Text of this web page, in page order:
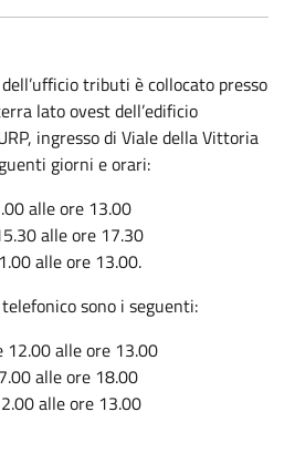
tributi è collocato presso
lato ovest dell’edificio
ingresso di Viale della Vittoria
giorni e orari:
alle ore 13.00
alle ore 17.30
alle ore 13.00.
sono i seguenti:
12.00 alle ore 13.00
alle ore 18.00
alle ore 13.00